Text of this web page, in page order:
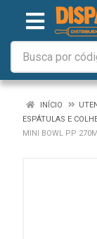
INÍCIO
ESPÁTULAS E
MINI BOWL PP